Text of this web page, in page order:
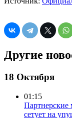
Другие
18 Октября
01:15
Партнерские
сетует на